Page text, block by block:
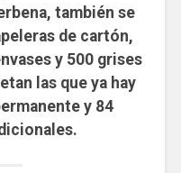
también se
de cartón,
y 500 grises
las que ya hay
y 84